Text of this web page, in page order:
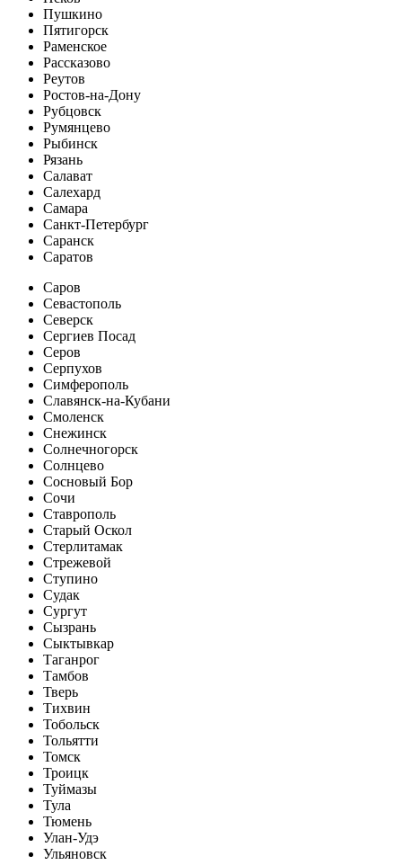
Пушкино
Пятигорск
Раменское
Рассказово
Реутов
Ростов-на-Дону
Рубцовск
Румянцево
Рыбинск
Рязань
Салават
Салехард
Самара
Санкт-Петербург
Саранск
Саратов
Саров
Севастополь
Северск
Сергиев Посад
Серов
Серпухов
Симферополь
Славянск-на-Кубани
Смоленск
Снежинск
Солнечногорск
Солнцево
Сосновый Бор
Сочи
Ставрополь
Старый Оскол
Стерлитамак
Стрежевой
Ступино
Судак
Сургут
Сызрань
Сыктывкар
Таганрог
Тамбов
Тверь
Тихвин
Тобольск
Тольятти
Томск
Троицк
Туймазы
Тула
Тюмень
Улан-Удэ
Ульяновск